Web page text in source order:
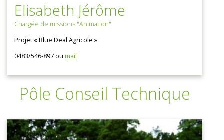
Elisabeth Jérôme
Chargée de missions "Animation"
Projet « Blue Deal Agricole »
0483/546-897 ou mail
Pôle Conseil Technique